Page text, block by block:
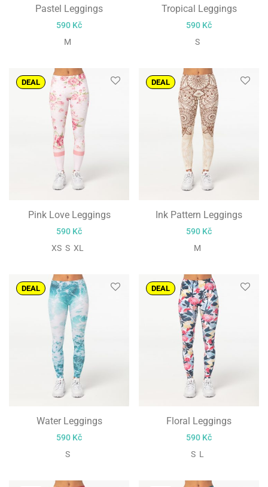
Pastel Leggings
590 Kč
M
Tropical Leggings
590 Kč
S
DEAL
Pink Love Leggings
590 Kč
XS S XL
DEAL
Ink Pattern Leggings
590 Kč
M
DEAL
Water Leggings
590 Kč
S
DEAL
Floral Leggings
590 Kč
S L